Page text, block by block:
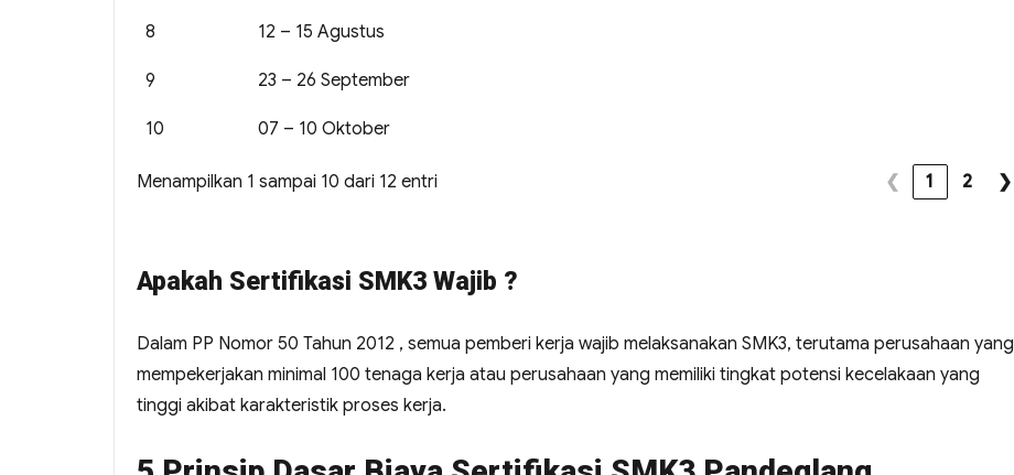
8 12 – 15 Agustus
9 23 – 26 September
10 07 – 10 Oktober
Menampilkan 1 sampai 10 dari 12 entri ❮ 1 2 ❯
Apakah Sertifikasi SMK3 Wajib ?
Dalam PP Nomor 50 Tahun 2012 , semua pemberi kerja wajib melaksanakan SMK3, terutama perusahaan yang
mempekerjakan minimal 100 tenaga kerja atau perusahaan yang memiliki tingkat potensi kecelakaan yang
tinggi akibat karakteristik proses kerja.